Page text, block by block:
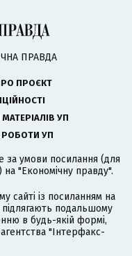
ПРАВДА
ПРОЄКТ
УП
РОБОТИ УП
за умови посилання (для
"Економічну правду".
сайті із посиланням на
підлягають подальшому
в будь-якій формі,
"Інтерфакс-